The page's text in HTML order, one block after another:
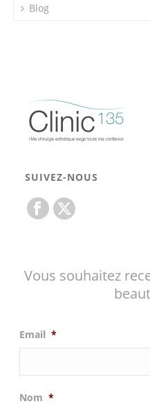
Blog
SUIVEZ-NOUS
Vous souhaitez
Email *
Nom *